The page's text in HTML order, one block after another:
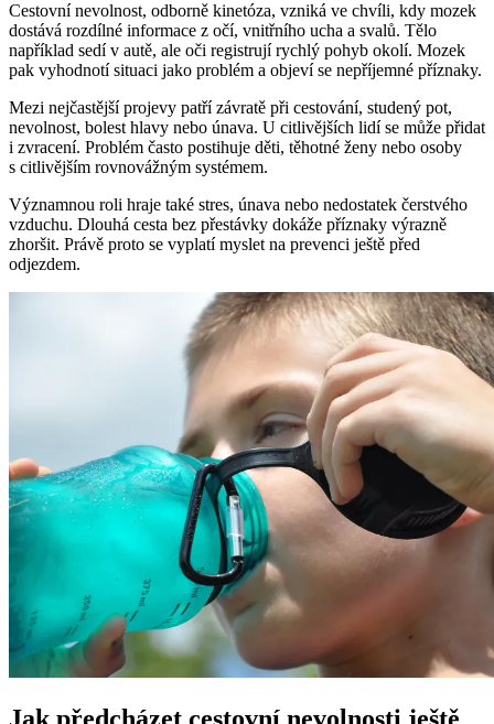
Cestovní nevolnost, odborně kinetóza, vzniká ve chvíli, kdy mozek
dostává rozdílné informace z očí, vnitřního ucha a svalů. Tělo
například sedí v autě, ale oči registrují rychlý pohyb okolí. Mozek
pak vyhodnotí situaci jako problém a objeví se nepříjemné příznaky.
Mezi nejčastější projevy patří závratě při cestování, studený pot,
nevolnost, bolest hlavy nebo únava. U citlivějších lidí se může přidat
i zvracení. Problém často postihuje děti, těhotné ženy nebo osoby
s citlivějším rovnovážným systémem.
Významnou roli hraje také stres, únava nebo nedostatek čerstvého
vzduchu. Dlouhá cesta bez přestávky dokáže příznaky výrazně
zhoršit. Právě proto se vyplatí myslet na prevenci ještě před
odjezdem.